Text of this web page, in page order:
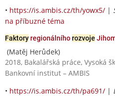
• https://is.ambis.cz/th/yowx5/ |
na příbuzné téma
Faktoryregionálníhorozvoje
(Matěj Herůdek)
2018, Bakalářská práce, Vysoká
Bankovní institut – AMBIS
• https://is.ambis.cz/th/pa691/ |